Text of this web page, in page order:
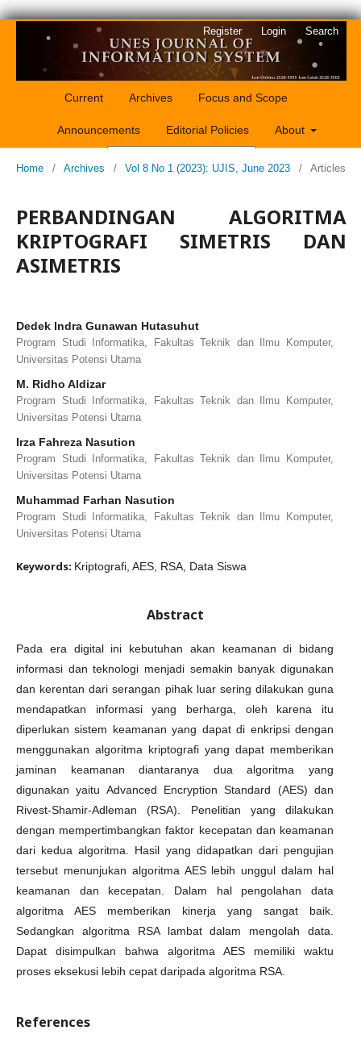
Current Archives Focus and Scope
Announcements Editorial Policies About
Register Login Search
Home / Archives / Vol 8 No 1 (2023): UJIS, June 2023 / Articles
PERBANDINGAN ALGORITMA
KRIPTOGRAFI SIMETRIS DAN
ASIMETRIS
Dedek Indra Gunawan Hutasuhut
Program Studi Informatika, Fakultas Teknik dan Ilmu Komputer,
Universitas Potensi Utama
M. Ridho Aldizar
Program Studi Informatika, Fakultas Teknik dan Ilmu Komputer,
Universitas Potensi Utama
Irza Fahreza Nasution
Program Studi Informatika, Fakultas Teknik dan Ilmu Komputer,
Universitas Potensi Utama
Muhammad Farhan Nasution
Program Studi Informatika, Fakultas Teknik dan Ilmu Komputer,
Universitas Potensi Utama
Keywords: Kriptografi, AES, RSA, Data Siswa
Abstract
Pada era digital ini kebutuhan akan keamanan di bidang
informasi dan teknologi menjadi semakin banyak digunakan
dan kerentan dari serangan pihak luar sering dilakukan guna
mendapatkan informasi yang berharga, oleh karena itu
diperlukan sistem keamanan yang dapat di enkripsi dengan
menggunakan algoritma kriptografi yang dapat memberikan
jaminan keamanan diantaranya dua algoritma yang
digunakan yaitu Advanced Encryption Standard (AES) dan
Rivest-Shamir-Adleman (RSA). Penelitian yang dilakukan
dengan mempertimbangkan faktor kecepatan dan keamanan
dari kedua algoritma. Hasil yang didapatkan dari pengujian
tersebut menunjukan algoritma AES lebih unggul dalam hal
keamanan dan kecepatan. Dalam hal pengolahan data
algoritma AES memberikan kinerja yang sangat baik.
Sedangkan algoritma RSA lambat dalam mengolah data.
Dapat disimpulkan bahwa algoritma AES memiliki waktu
proses eksekusi lebih cepat daripada algoritma RSA.
References